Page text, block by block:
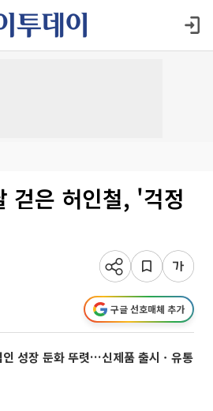
걷은 허인철, '걱정
구글 선호매체 추가
인 성장 둔화 뚜렷…신제품 출시ㆍ유통